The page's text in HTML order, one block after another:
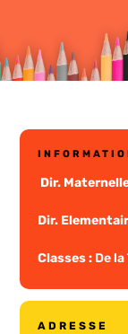
Dir.
Dir.
Classes : De la
ADRESSE